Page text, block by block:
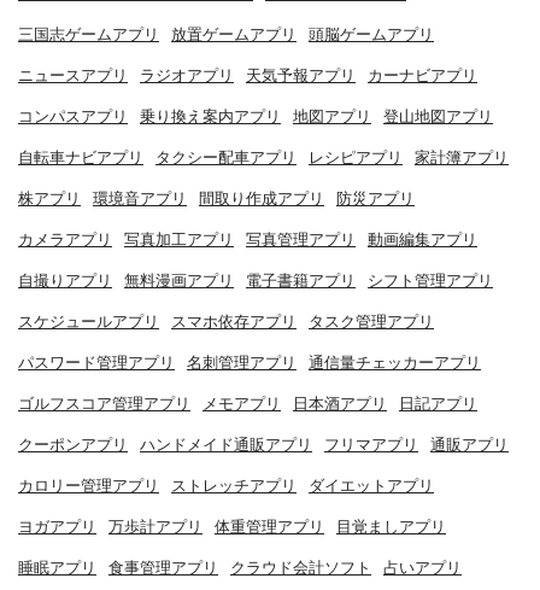
三国志ゲームアプリ 放置ゲームアプリ 頭脳ゲームアプリ
ニュースアプリ ラジオアプリ 天気予報アプリ カーナビアプリ
コンパスアプリ 乗り換え案内アプリ 地図アプリ 登山地図アプリ
自転車ナビアプリ タクシー配車アプリ レシピアプリ 家計簿アプリ
株アプリ 環境音アプリ 間取り作成アプリ 防災アプリ
カメラアプリ 写真加工アプリ 写真管理アプリ 動画編集アプリ
自撮りアプリ 無料漫画アプリ 電子書籍アプリ シフト管理アプリ
スケジュールアプリ スマホ依存アプリ タスク管理アプリ
パスワード管理アプリ 名刺管理アプリ 通信量チェッカーアプリ
ゴルフスコア管理アプリ メモアプリ 日本酒アプリ 日記アプリ
クーポンアプリ ハンドメイド通販アプリ フリマアプリ 通販アプリ
カロリー管理アプリ ストレッチアプリ ダイエットアプリ
ヨガアプリ 万歩計アプリ 体重管理アプリ 目覚ましアプリ
睡眠アプリ 食事管理アプリ クラウド会計ソフト 占いアプリ